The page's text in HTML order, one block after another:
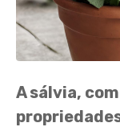
A sálvia,